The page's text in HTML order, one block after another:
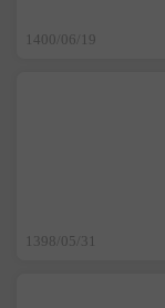
1400/06/19
1398/05/31